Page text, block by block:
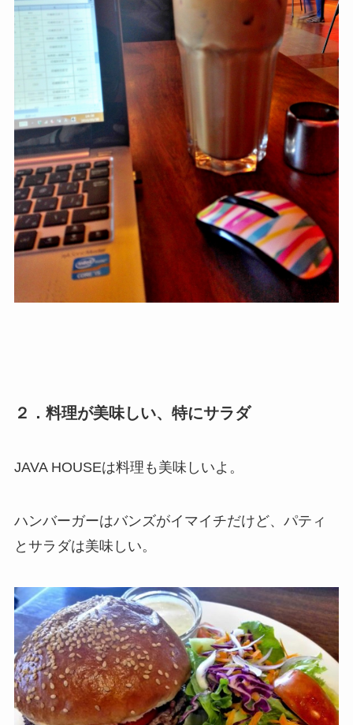
２．料理が美味しい、特にサラダ
JAVA HOUSEは料理も美味しいよ。
ハンバーガーはバンズがイマイチだけど、パティ
とサラダは美味しい。